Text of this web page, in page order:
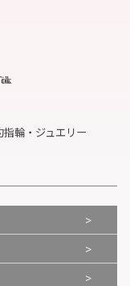
輪・ジュエリー
>
>
>